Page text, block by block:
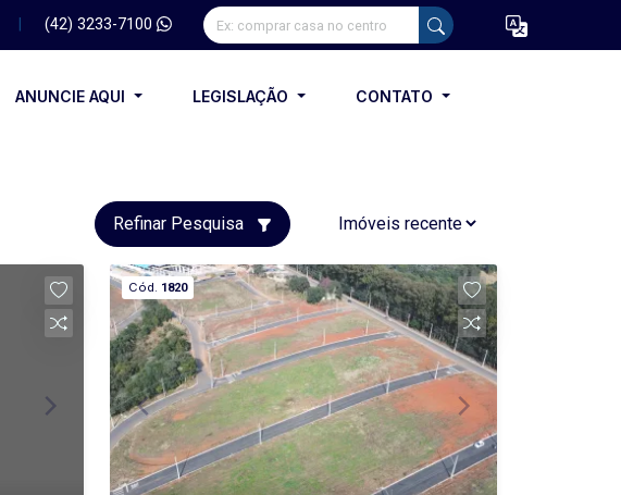
(42) 3233-7100
ANUNCIE AQUI LEGISLAÇÃO CONTATO
Refinar Pesquisa
Cód. 1820